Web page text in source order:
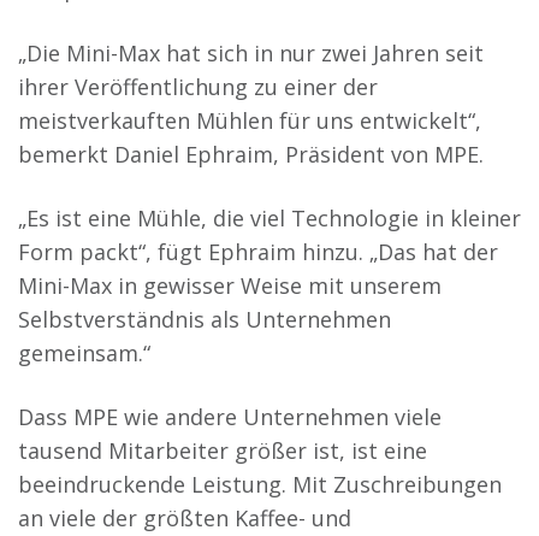
„Die Mini-Max hat sich in nur zwei Jahren seit
ihrer Veröffentlichung zu einer der
meistverkauften Mühlen für uns entwickelt“,
bemerkt Daniel Ephraim, Präsident von MPE.
„Es ist eine Mühle, die viel Technologie in kleiner
Form packt“, fügt Ephraim hinzu. „Das hat der
Mini-Max in gewisser Weise mit unserem
Selbstverständnis als Unternehmen
gemeinsam.“
Dass MPE wie andere Unternehmen viele
tausend Mitarbeiter größer ist, ist eine
beeindruckende Leistung. Mit Zuschreibungen
an viele der größten Kaffee- und